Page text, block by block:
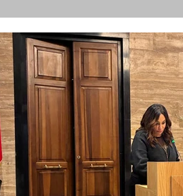
Notizie Armene
e Rifugiati Sport
Mostre Festività